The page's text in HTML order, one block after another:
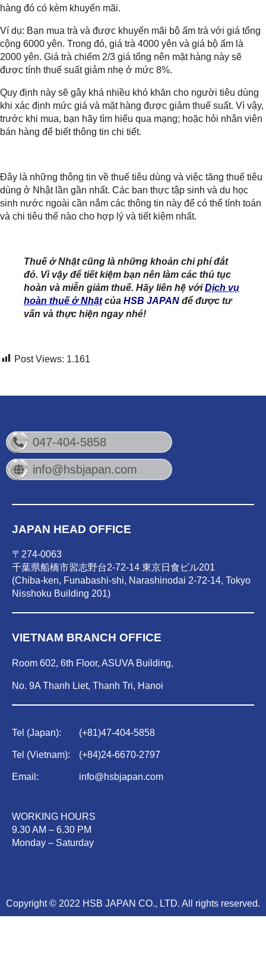
hàng đó có kèm khuyến mãi.
Ví dụ: Bạn mua trà và được khuyến mãi bộ ấm trà với giá tổng
cộng 6000 yên. Trong đó, giá trà 4000 yên và giá bộ ấm là
2000 yên. Giá trà chiếm 2/3 giá tổng nên mặt hàng này sẽ
được tính thuế suất giảm nhẹ ở mức 8%.
Quy định này sẽ gây khá nhiều khó khăn cho người tiêu dùng
khi xác định mức giá và mặt hàng được giảm thuế suất. Vì vậy,
trước khi mua, bạn hãy tìm hiểu qua mạng; hoặc hỏi nhân viên
bán hàng để biết thông tin chi tiết.
Đây là những thông tin về thuế tiêu dùng và việc tăng thuế tiêu
dùng ở Nhật lần gần nhất. Các ban thực tập sinh và du học
sinh nước ngoài cần nắm các thông tin này để có thể tính toán
và chi tiêu thế nào cho hợp lý và tiết kiệm nhất.
Thuế ở Nhật cũng là những khoản chi phí đắt
đỏ. Vì vậy để tiết kiệm bạn nên làm các thủ tục
hoàn và miễn giảm thuế. Hãy liên hệ vớiDịch vụ
hoàn thuế ở Nhậtcủa HSB JAPAN để được tư
vấn và thực hiện ngay nhé!
Post Views: 1.161
047-404-5858
info@hsbjapan.com
JAPAN HEAD OFFICE
〒274-0063
千葉県船橋市習志野台2-72-14 東京日食ビル201
(Chiba-ken, Funabashi-shi, Narashinodai 2-72-14, Tokyo
Nisshoku Building 201)
VIETNAM BRANCH OFFICE
Room 602, 6th Floor, ASUVA Building,
No. 9A Thanh Liet, Thanh Tri, Hanoi
Tel (Japan): (+81)47-404-5858
Tel (Vietnam): (+84)24-6670-2797
Email: info@hsbjapan.com
WORKING HOURS
9.30 AM – 6.30 PM
Monday – Saturday
Copyright © 2022 HSB JAPAN CO., LTD. All rights reserved.